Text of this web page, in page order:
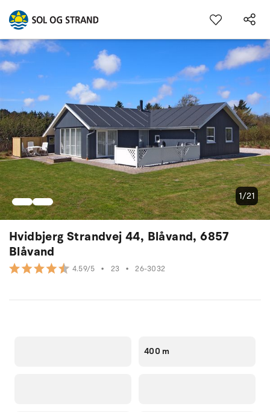
Hvidbjerg Strandvej 44, Blåvand, 6857
Blåvand
4.59/5 • 23 • 26-3032
1/21
400 m